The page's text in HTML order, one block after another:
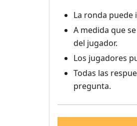
La ronda
A medida que
del jugador.
Los jugadores
Todas las
pregunta.